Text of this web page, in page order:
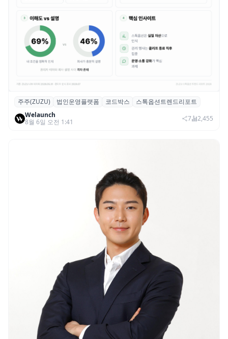
스톡옵션 취소율 2년 만에 18.2%→31.3%…
권리 발생 즉시 행사 비중도 급증
주주(ZUZU) 법인운영플랫폼 코드박스
스톡옵션트렌드리포트
Welaunch
8월 6일 오전 1:41
7 2,455